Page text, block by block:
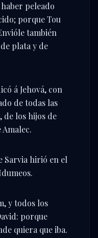
peleado
porque Tou
también
plata y de
á Jehová, con
de todas las
de los hijos de
Sarvia hirió en el
y todos los
porque
quiera que iba.